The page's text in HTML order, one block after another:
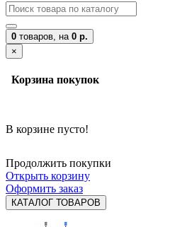
0 товаров, на 0 р.
×
Корзина покупок
В корзине пусто!
Продолжить покупки
Открыть корзину
Оформить заказ
КАТАЛОГ ТОВАРОВ